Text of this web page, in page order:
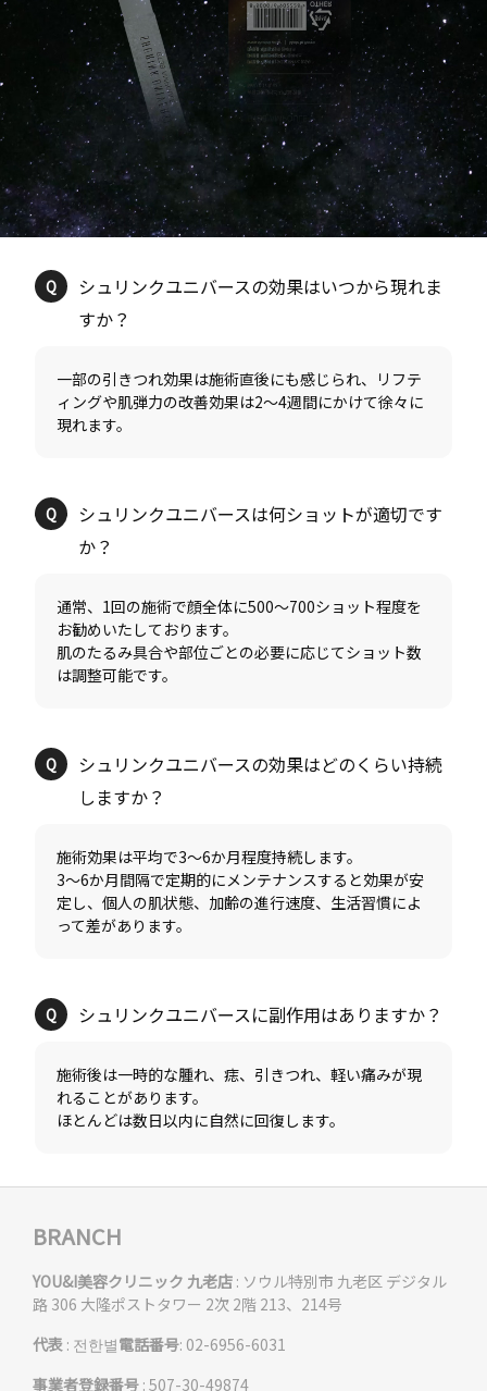
シュリンクユニバースの効果はいつから現れま
一部の引きつれ効果は施術直後にも感じられ、リフテ
ィングや肌弾力の改善効果は2〜4週間にかけて徐々に
シュリンクユニバースは何ショットが適切です
通常、1回の施術で顔全体に500〜700ショット程度を
お勧めいたしております。
肌のたるみ具合や部位ごとの必要に応じてショット数
シュリンクユニバースの効果はどのくらい持続
施術効果は平均で3〜6か月程度持続します。
3〜6か月間隔で定期的にメンテナンスすると効果が安
定し、個人の肌状態、加齢の進行速度、生活習慣によ
施術後は一時的な腫れ、痣、引きつれ、軽い痛みが現
れることがあります。
BRANCH
YOU&I美容クリニック 九老店 : ソウル特別市 九老区 デジタル
路 306 大隆ポストタワー 2次 2階 213、214号
代表 : 전한별電話番号: 02-6956-6031
事業者登録番号 : 507-30-49874